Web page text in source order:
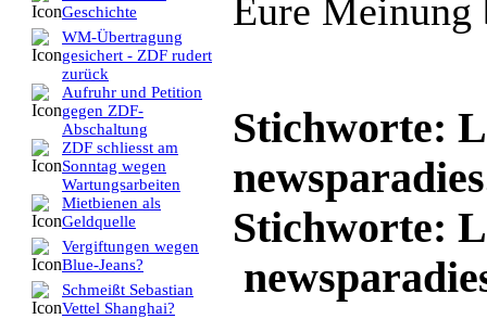
Geschichte
WM-Übertragung
gesichert - ZDF rudert
zurück
Aufruhr und Petition
gegen ZDF-
Abschaltung
ZDF schliesst am
Sonntag wegen
Wartungsarbeiten
Mietbienen als
Geldquelle
Vergiftungen wegen
Blue-Jeans?
Schmeißt Sebastian
Vettel Shanghai?
Eure Meinung
Stichworte:
Stichworte: